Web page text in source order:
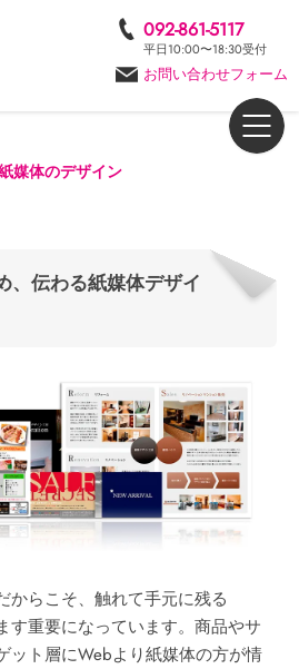
092-861-5117
平日10:00〜18:30受付
お問い合わせフォーム
媒体のデザイン
、伝わる紙媒体デザイ
からこそ、触れて手元に残る
す重要になっています。商品やサ
ット層にWebより紙媒体の方が情